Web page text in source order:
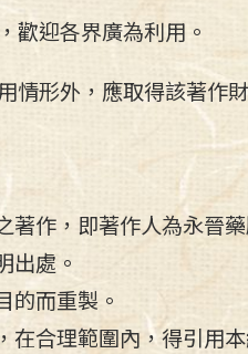
歡迎各界廣為利用。
情形外，應取得該著作
作，即著作人為永晉
出處。
的而重製。
合理範圍內，得引用